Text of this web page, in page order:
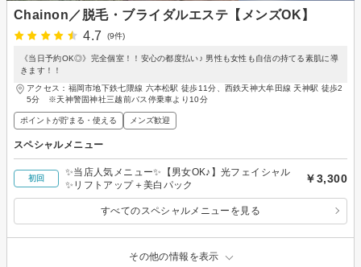
Chainon／脱毛・ブライダルエステ【メンズOK】
4.7
(9件)
《当日予約OK◎》完全個室！！安心の都度払い♪ 男性も女性も自信の持てる素肌に導
きます！！
アクセス：福岡市地下鉄七隈線 六本松駅 徒歩11分、西鉄天神大牟田線 天神駅 徒歩2
5分 ※天神警固神社三越前バス停乗車より10分
ポイントが貯まる・使える メンズ歓迎
スペシャルメニュー
初回
✨当店人気メニュー✨【男女OK♪】光フェイシャル
✨リフトアップ＋美白パック
￥3,300
すべてのスペシャルメニューを見る
その他の情報を表示